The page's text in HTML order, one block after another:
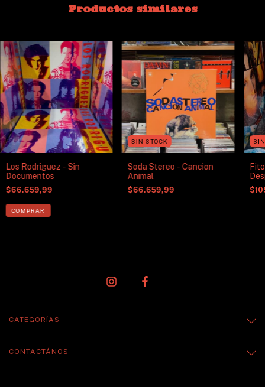
Productos similares
Los Rodriguez - Sin
Documentos
$66.659,99
SIN STOCK
Soda Stereo - Cancion
Animal
$66.659,99
CATEGORÍAS
CONTACTÁNOS